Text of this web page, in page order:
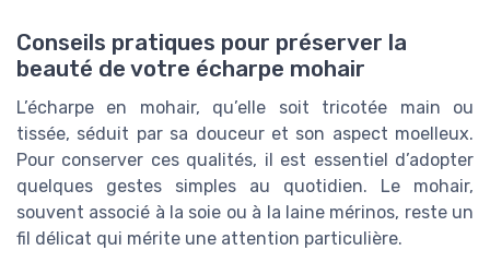
Conseils pratiques pour préserver la
beauté de votre écharpe mohair
L’écharpe en mohair, qu’elle soit tricotée main ou
tissée, séduit par sa douceur et son aspect moelleux.
Pour conserver ces qualités, il est essentiel d’adopter
quelques gestes simples au quotidien. Le mohair,
souvent associé à la soie ou à la laine mérinos, reste un
fil délicat qui mérite une attention particulière.